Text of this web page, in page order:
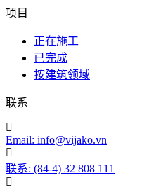
项目
正在施工
已完成
按建筑领域
联系
Email: info@vijako.vn
联系: (84-4) 32 808 111